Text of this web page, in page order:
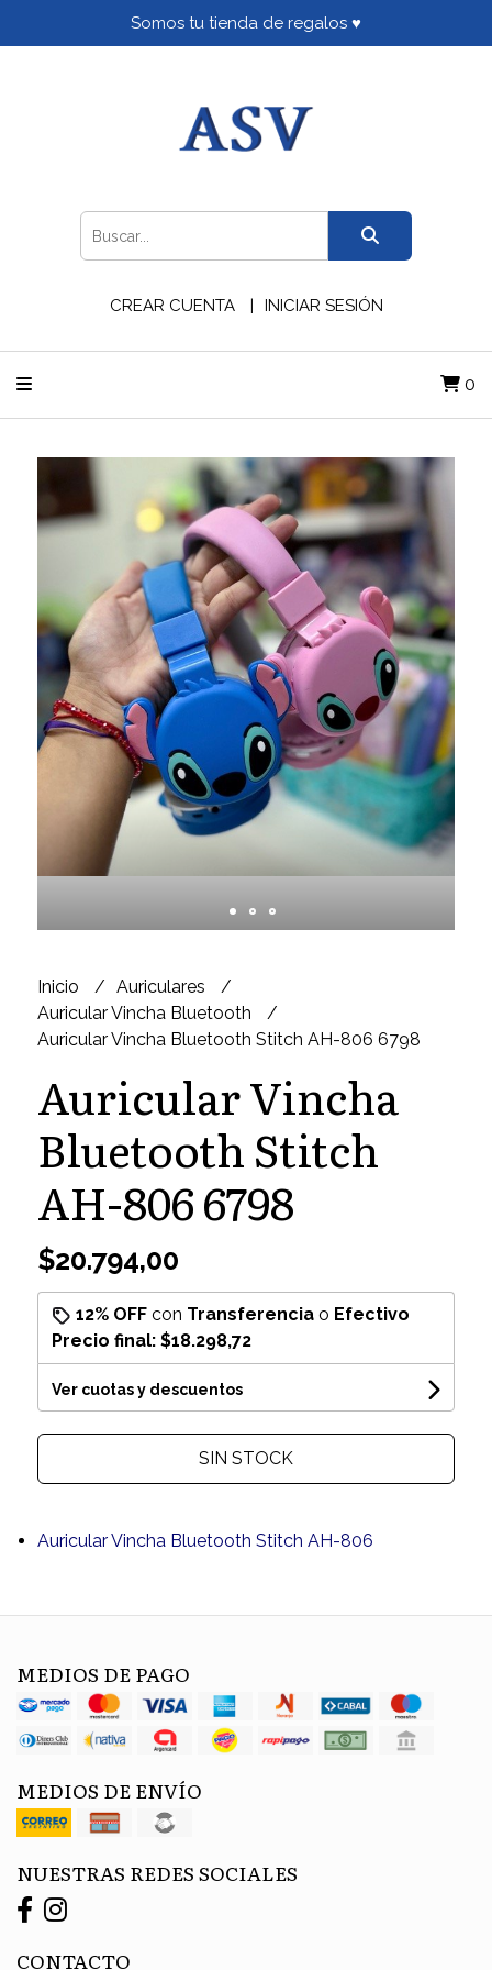
Somos tu tienda de regalos ♥
CREAR CUENTA INICIAR SESIÓN
0
Inicio
Auriculares
Auricular Vincha Bluetooth
Auricular Vincha Bluetooth Stitch AH-806 6798
Auricular Vincha
Bluetooth Stitch
AH-806 6798
$20.794,00
12% OFFcon Transferenciao Efectivo
Precio final: $18.298,72
Ver cuotas y descuentos
SIN STOCK
Auricular Vincha Bluetooth Stitch AH-806
MEDIOS DE PAGO
MEDIOS DE ENVÍO
NUESTRAS REDES SOCIALES
CONTACTO